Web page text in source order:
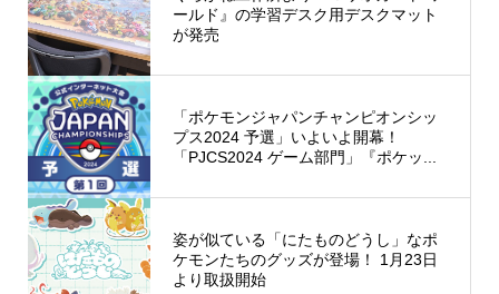
ールド』の学習デスク用デスクマット
が発売
「ポケモンジャパンチャンピオンシッ
プス2024 予選」いよいよ開幕！
「PJCS2024 ゲーム部門」『ポケッ...
姿が似ている「にたものどうし」なポ
ケモンたちのグッズが登場！ 1月23日
より取扱開始